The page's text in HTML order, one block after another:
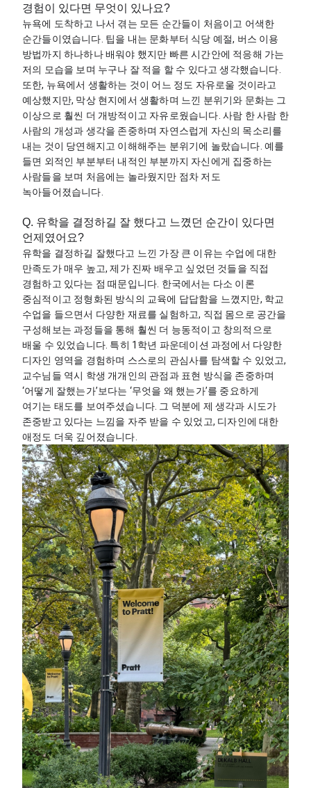
경험이 있다면 무엇이 있나요?
뉴욕에 도착하고 나서 겪는 모든 순간들이 처음이고 어색한
순간들이였습니다. 팁을 내는 문화부터 식당 예절, 버스 이용
방법까지 하나하나 배워야 했지만 빠른 시간안에 적응해 가는
저의 모습을 보며 누구나 잘 적을 할 수 있다고 생각했습니다.
또한, 뉴욕에서 생활하는 것이 어느 정도 자유로울 것이라고
예상했지만, 막상 현지에서 생활하며 느낀 분위기와 문화는 그
이상으로 훨씬 더 개방적이고 자유로웠습니다. 사람 한 사람 한
사람의 개성과 생각을 존중하며 자연스럽게 자신의 목소리를
내는 것이 당연해지고 이해해주는 분위기에 놀랐습니다. 예를
들면 외적인 부분부터 내적인 부분까지 자신에게 집중하는
사람들을 보며 처음에는 놀라웠지만 점차 저도
녹아들어졌습니다.
Q. 유학을 결정하길 잘 했다고 느꼈던 순간이 있다면
언제였어요?
유학을 결정하길 잘했다고 느낀 가장 큰 이유는 수업에 대한
만족도가 매우 높고, 제가 진짜 배우고 싶었던 것들을 직접
경험하고 있다는 점 때문입니다. 한국에서는 다소 이론
중심적이고 정형화된 방식의 교육에 답답함을 느꼈지만, 학교
수업을 들으면서 다양한 재료를 실험하고, 직접 몸으로 공간을
구성해보는 과정들을 통해 훨씬 더 능동적이고 창의적으로
배울 수 있었습니다. 특히 1학년 파운데이션 과정에서 다양한
디자인 영역을 경험하며 스스로의 관심사를 탐색할 수 있었고,
교수님들 역시 학생 개개인의 관점과 표현 방식을 존중하며
‘어떻게 잘했는가’보다는 ‘무엇을 왜 했는가’를 중요하게
여기는 태도를 보여주셨습니다. 그 덕분에 제 생각과 시도가
존중받고 있다는 느낌을 자주 받을 수 있었고, 디자인에 대한
애정도 더욱 깊어졌습니다.